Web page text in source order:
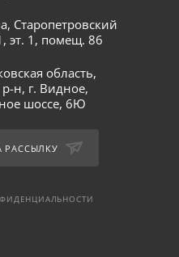
Старопетровский
эт. 1, помещ. 86
область,
н, г. Видное,
шоссе, 6Ю
РАССЫЛКУ